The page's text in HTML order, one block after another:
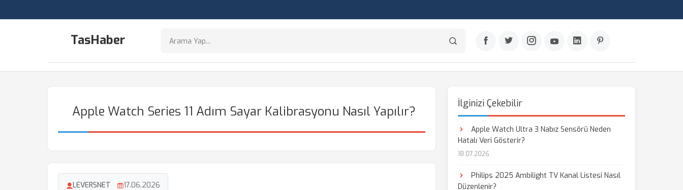
TasHaber
Apple Watch Series 11 Adım Sayar Kalibrasyonu Nasıl Yapılır?
LEVERSNET 17.06.2026
İlginizi Çekebilir
Apple Watch Ultra 3 Nabız Sensörü Neden
Hatalı Veri Gösterir?
18.07.2026
Philips 2025 Ambilight TV Kanal Listesi Nasıl
Düzenlenir?